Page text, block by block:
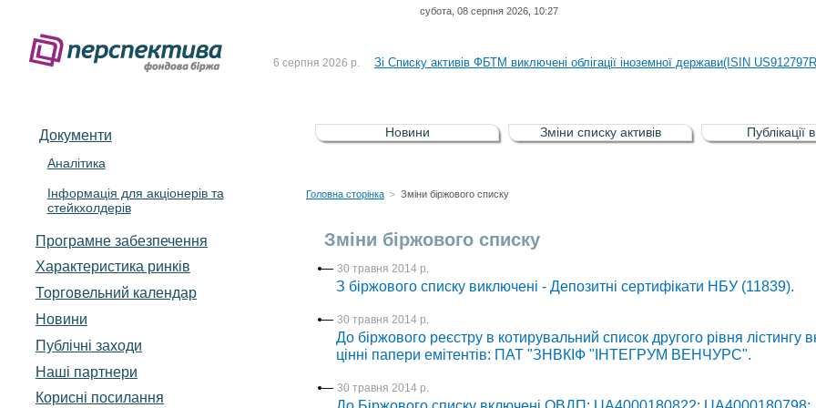
субота, 08 серпня 2026, 10:27
До Списку активів регульованого фондового ринку (РФР) включена
6 серпня 2026 р. Зі Списку активів ФБТМ виключені облігації іноземної держави(ISIN
5 серпня 2026 р. Зі списку активів РФР виключені Облігація внутрішніх державних позик
4 серпня 2026 р. До Списку активів регульованого фондового ринку (РФР) включена
Документи
Аналітика
Інформація для акціонерів та
стейкхолдерів
Програмне забезпечення
Характеристика pинків
Торговельний календар
Новини
Публічні заходи
Наші партнери
Корисні посилання
Новини Зміни списку активів Публікації
Головна сторінка > Зміни біржового списку
Зміни біржового списку
30 травня 2014 р.
З біржового списку виключені - Депозитні сертифікати НБУ (11839).
30 травня 2014 р.
До біржового реєстру в котирувальний список другого рівня лістингу
цінні папери емітентів: ПАТ "ЗНВКІФ "ІНТЕГРУМ ВЕНЧУРС".
30 травня 2014 р.